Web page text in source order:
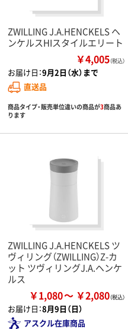
ZWILLING J.A.HENCKELS ヘ
ンケルスHIスタイルエリート
￥4,005（税込）
お届け日：9月2日（水）まで
直送品
商品タイプ・販売単位違いの商品が3商品あ
ります
ZWILLING J.A.HENCKELS ツ
ヴィリング（ZWILLING）Z-カ
ット ツヴィリングJ.A.ヘンケ
ルス
￥1,080 ￥2,080
お届け日：8月9日（日）
アスクル在庫商品